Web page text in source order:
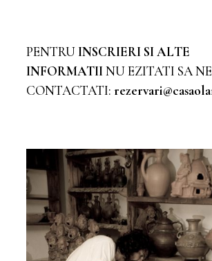
PENTRUINSCRIERI SI ALTE
INFORMATIINU EZITATI SA NE
CONTACTATI: